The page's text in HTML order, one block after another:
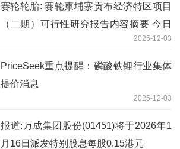
赛轮轮胎: 赛轮柬埔寨贡布经济特区项目
（二期）可行性研究报告内容摘要 今日
2025-12-03
PriceSeek重点提醒：磷酸铁锂行业集体
提价消息
2025-12-03
报道:万成集团股份(01451)将于2026年1
月16日派发特别股息每股0.15港元